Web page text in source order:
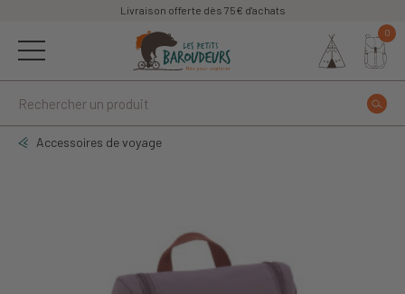
Livraison offerte dès 75€ d'achats
0
Accessoires de voyage